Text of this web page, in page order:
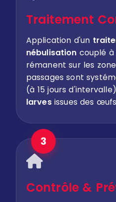
Traitement
Application d'un
nébulisation couplé
rémanent sur les
passages sont
(à 15 jours
larvesissues des
3
Contrôle &